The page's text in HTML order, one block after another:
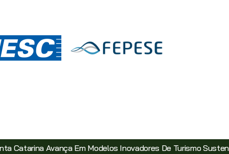
Modelos Inovadores De Turismo Sustentável Com